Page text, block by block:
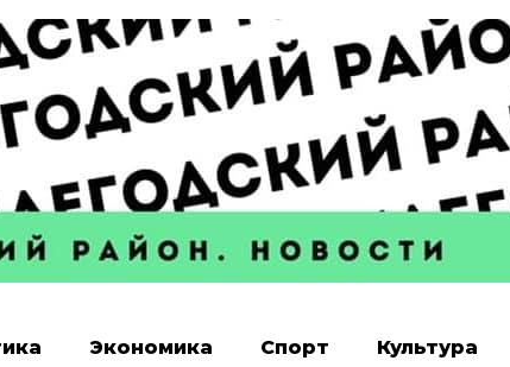
Экономика Спорт Культура